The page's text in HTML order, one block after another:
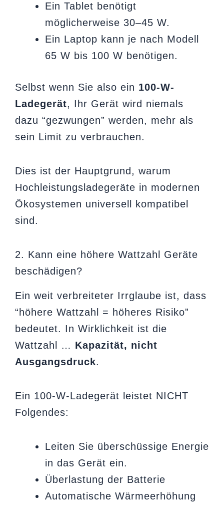
Ein Tablet benötigt
möglicherweise 30–45 W.
Ein Laptop kann je nach Modell
65 W bis 100 W benötigen.
Selbst wenn Sie also ein 100-W-
Ladegerät, Ihr Gerät wird niemals
dazu “gezwungen” werden, mehr als
sein Limit zu verbrauchen.
Dies ist der Hauptgrund, warum
Hochleistungsladegeräte in modernen
Ökosystemen universell kompatibel
sind.
2. Kann eine höhere Wattzahl Geräte
beschädigen?
Ein weit verbreiteter Irrglaube ist, dass
“höhere Wattzahl = höheres Risiko”
bedeutet. In Wirklichkeit ist die
Wattzahl … Kapazität, nicht
Ausgangsdruck.
Ein 100-W-Ladegerät leistet NICHT
Folgendes:
Leiten Sie überschüssige Energie
in das Gerät ein.
Überlastung der Batterie
Automatische Wärmeerhöhung